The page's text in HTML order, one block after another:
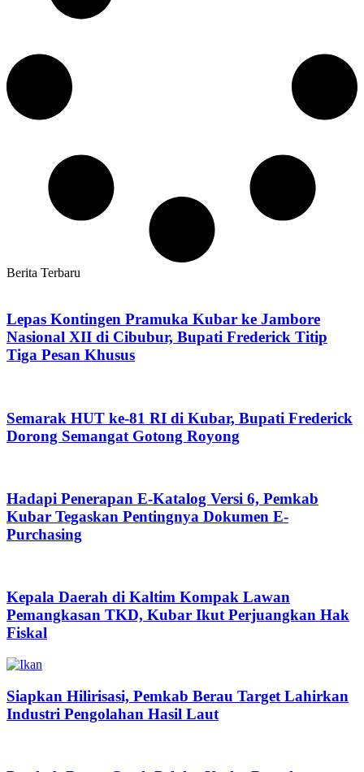
Berita Terbaru
Lepas Kontingen Pramuka Kubar ke Jambore
Nasional XII di Cibubur, Bupati Frederick Titip
Tiga Pesan Khusus
Semarak HUT ke-81 RI di Kubar, Bupati Frederick
Dorong Semangat Gotong Royong
Hadapi Penerapan E-Katalog Versi 6, Pemkab
Kubar Tegaskan Pentingnya Dokumen E-
Purchasing
Kepala Daerah di Kaltim Kompak Lawan
Pemangkasan TKD, Kubar Ikut Perjuangkan Hak
Fiskal
Siapkan Hilirisasi, Pemkab Berau Target Lahirkan
Industri Pengolahan Hasil Laut